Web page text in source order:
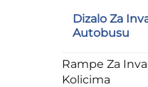
Dizalo Za
Autobusu
Rampe Za
Kolicima